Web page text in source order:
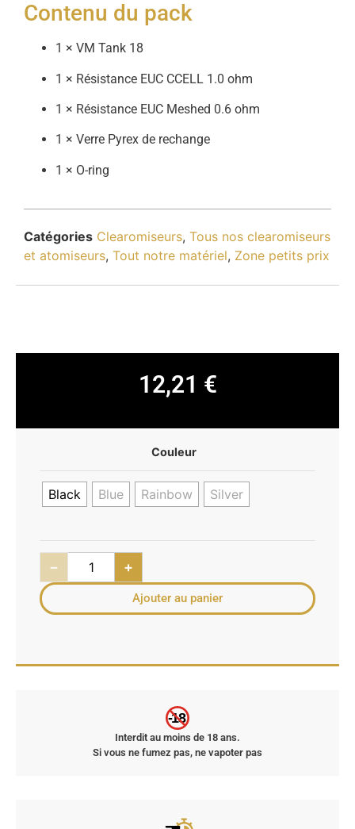
Contenu du pack
1 × VM Tank 18
1 × Résistance EUC CCELL 1.0 ohm
1 × Résistance EUC Meshed 0.6 ohm
1 × Verre Pyrex de rechange
1 × O-ring
Catégories Clearomiseurs, Tous nos clearomiseurs
et atomiseurs, Tout notre matériel, Zone petits prix
12,21 €
Couleur
Black Blue Rainbow Silver
− +
Ajouter au panier
-18
Interdit au moins de 18 ans.
Si vous ne fumez pas, ne vapoter pas